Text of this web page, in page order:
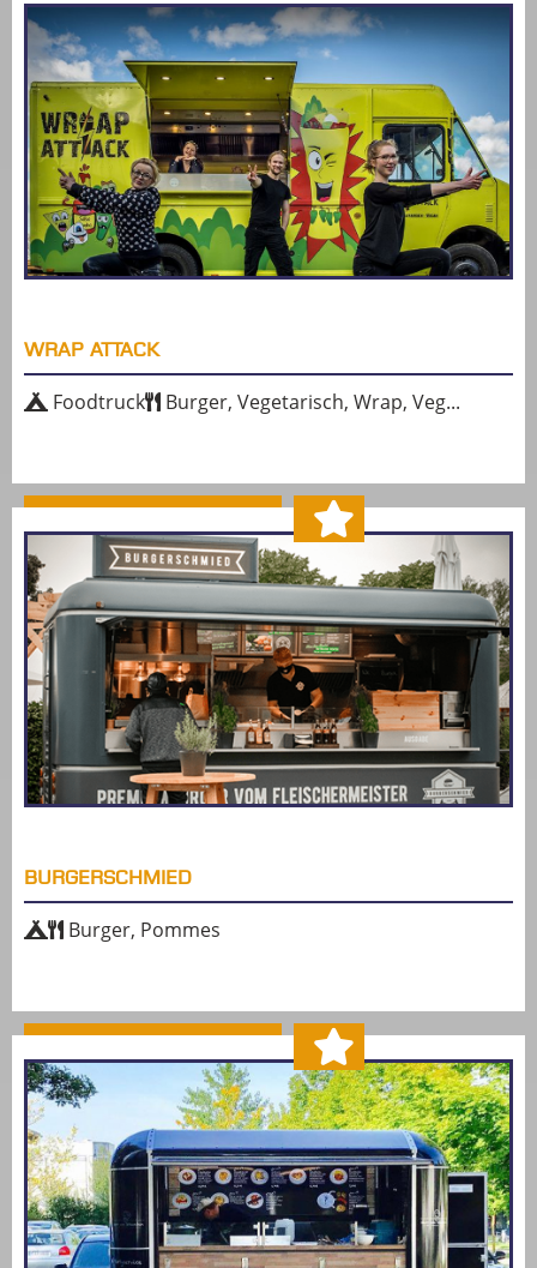
WRAP ATTACK
Foodtruck Burger, Vegetarisch, Wrap, Veg...
MEHR ERFAHREN
BURGERSCHMIED
Burger, Pommes
MEHR ERFAHREN